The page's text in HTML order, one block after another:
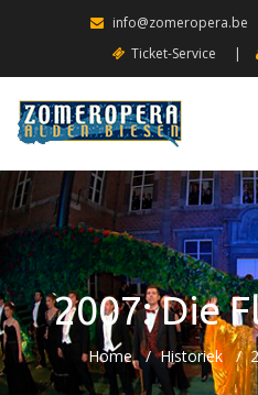
info@zomeropera.be
Ticket-Service
|
2007: Die
Home Historiek